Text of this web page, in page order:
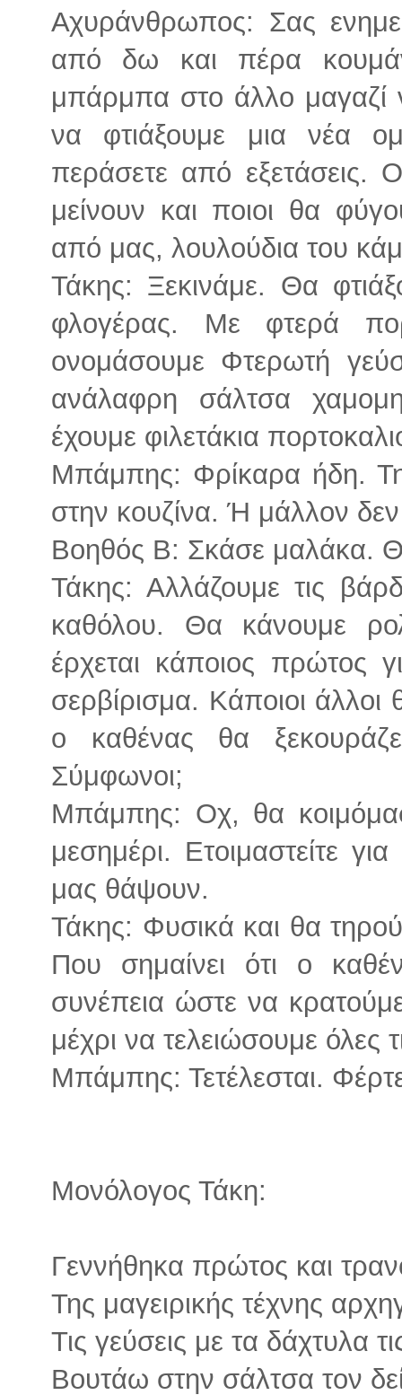
Αχυράνθρωπος: Σας
από δω και πέρα
μπάρμπα στο άλλο μαγαζί
να φτιάξουμε μια νέα
περάσετε από εξετάσεις.
μείνουν και ποιοι θα
από μας, λουλούδια του
Τάκης: Ξεκινάμε. Θα
φλογέρας. Με φτερά
ονομάσουμε Φτερωτή
ανάλαφρη σάλτσα
έχουμε φιλετάκια
Μπάμπης: Φρίκαρα ήδη.
στην κουζίνα. Ή μάλλον
Βοηθός Β: Σκάσε μαλάκα.
Τάκης: Αλλάζουμε τις
καθόλου. Θα κάνουμε
έρχεται κάποιος πρώτος
σερβίρισμα. Κάποιοι άλλοι
ο καθένας θα
Σύμφωνοι;
Μπάμπης: Οχ, θα
μεσημέρι. Ετοιμαστείτε
μας θάψουν.
Τάκης: Φυσικά και θα
Που σημαίνει ότι ο
συνέπεια ώστε να
μέχρι να τελειώσουμε όλες
Μπάμπης: Τετέλεσται.
Μονόλογος Τάκη:
Γεννήθηκα πρώτος και
Της μαγειρικής τέχνης
Τις γεύσεις με τα δάχτυλα
Βουτάω στην σάλτσα τον